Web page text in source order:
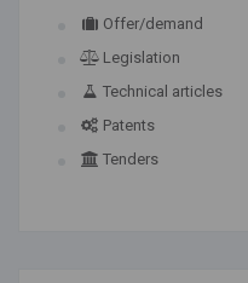
Offer/demand
Legislation
Technical articles
Patents
Tenders